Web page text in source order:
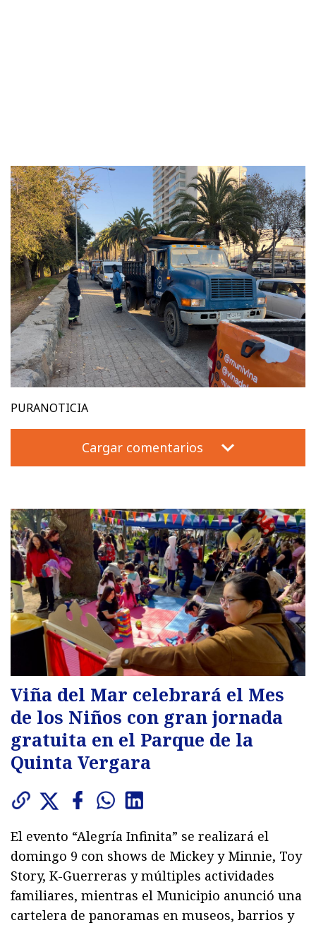
PURANOTICIA
Cargar comentarios
Viña del Mar celebrará el Mes
de los Niños con gran jornada
gratuita en el Parque de la
Quinta Vergara
El evento “Alegría Infinita” se realizará el
domingo 9 con shows de Mickey y Minnie, Toy
Story, K-Guerreras y múltiples actividades
familiares, mientras el Municipio anunció una
cartelera de panoramas en museos, barrios y